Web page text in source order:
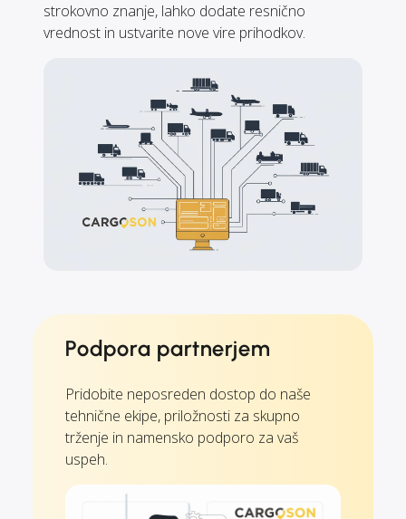
strokovno znanje, lahko dodate resnično
vrednost in ustvarite nove vire prihodkov.
Podpora partnerjem
Pridobite neposreden dostop do naše
tehnične ekipe, priložnosti za skupno
trženje in namensko podporo za vaš
uspeh.